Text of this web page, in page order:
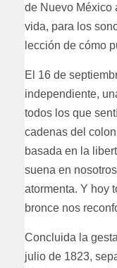
de Nuevo México
vida, para los
lección de cómo
El 16 de
independiente,
todos los que
cadenas del
basada en la
suena en
atormenta. Y hoy
bronce nos
Concluida la
julio de 1823,